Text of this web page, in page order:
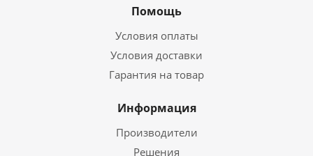
Помощь
Условия оплаты
Условия доставки
Гарантия на товар
Информация
Производители
Решения